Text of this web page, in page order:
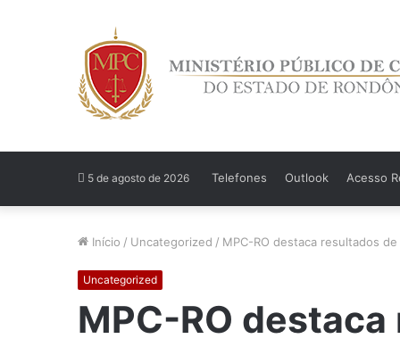
5 de agosto de 2026 Telefones Outlook Acesso
Início / Uncategorized / MPC-RO destaca resultados
Uncategorized
MPC-RO